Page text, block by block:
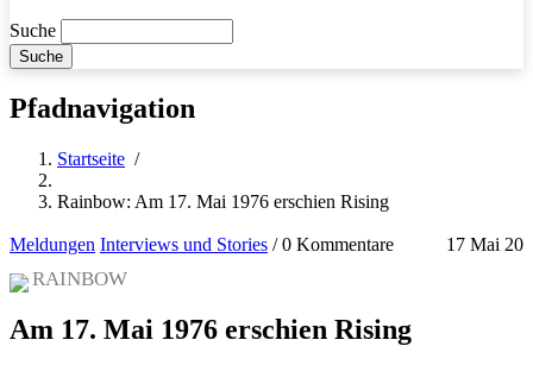
Suche
Pfadnavigation
Startseite /
Rainbow: Am 17. Mai 1976 erschien Rising
Meldungen Interviews und Stories 17 Mai 20
/0 Kommentare
RAINBOW
Am 17. Mai 1976 erschien Rising